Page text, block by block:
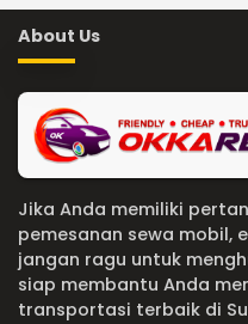
About Us
Jika Anda memiliki
pemesanan sewa mobil,
jangan ragu untuk
siap membantu Anda
transportasi terbaik di